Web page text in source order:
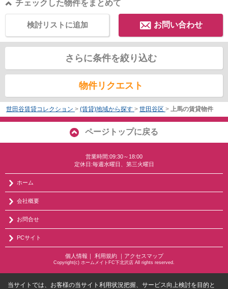
チェックした物件をまとめて
お問い合わせ
検討リストに追加
さらに条件を絞り込む
物件リクエスト
世田谷賃貸コレクション > (賃貸)地域から探す > 世田谷区 > 上馬の賃貸物件
ページトップに戻る
営業時間:09:30～18:00
定休日:毎週水曜日、第三火曜日
ホーム
会社概要
お問合せ
PCサイト
個人情報 ｜ 利用規約｜ アクセスマップ
Copyright(c) ホームメイトFC下北沢店 All rights reserved.
当サイトでは、お客様の当サイト利用状況把握、サービス向上検討を目的と